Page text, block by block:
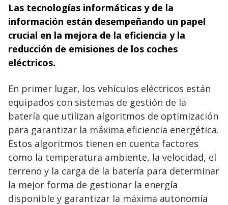
Las tecnologías informáticas y de la
información están desempeñando un papel
crucial en la mejora de la eficiencia y la
reducción de emisiones de los coches
eléctricos.
En primer lugar, los vehículos eléctricos están
equipados con sistemas de gestión de la
batería que utilizan algoritmos de optimización
para garantizar la máxima eficiencia energética.
Estos algoritmos tienen en cuenta factores
como la temperatura ambiente, la velocidad, el
terreno y la carga de la batería para determinar
la mejor forma de gestionar la energía
disponible y garantizar la máxima autonomía